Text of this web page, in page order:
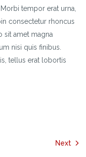
tempor erat urna,
consectetur rhoncus
sit amet magna
nisi quis finibus.
tellus erat lobortis
Next